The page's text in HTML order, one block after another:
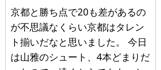
京都と勝ち点で20も差があるの
が不思議なくらい京都はタレン
ト揃いだなと思いました。 今日
は山雅のシュート、4本どまりだ